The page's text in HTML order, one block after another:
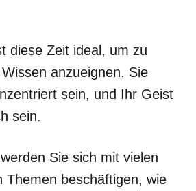
diese Zeit ideal, um zu
anzueignen. Sie
sein, und Ihr Geist
sein.
Sie sich mit vielen
Themen beschäftigen, wie